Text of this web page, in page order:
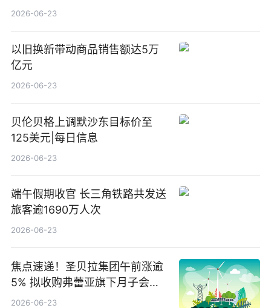
2026-06-23
以旧换新带动商品销售额达5万
亿元
2026-06-23
贝伦贝格上调默沙东目标价至
125美元|每日信息
2026-06-23
端午假期收官 长三角铁路共发送
旅客逾1690万人次
2026-06-23
焦点速递！圣贝拉集团午前涨逾
5% 拟收购弗蕾亚旗下月子会所
业务少数股权
2026-06-23